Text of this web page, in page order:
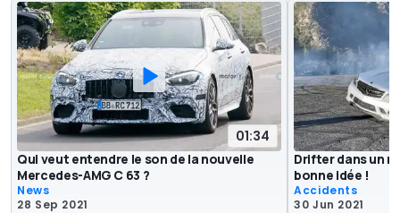
01:34
Qui veut entendre le son de la nouvelle
Mercedes-AMG C 63 ?
News
28 Sep 2021
Drifter dans un
bonne idée !
Accidents
30 Jun 2021